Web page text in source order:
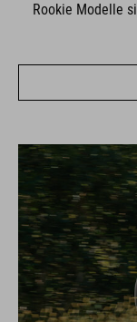
Rookie Modelle